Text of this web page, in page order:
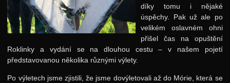
díky tomu i nějaké
úspěchy. Pak už ale po
velikém oslavném ohni
přišel čas na opuštění
Roklinky a vydání se na dlouhou cestu – v našem pojetí
představovanou několika různými výlety.
Po výletech jsme zjistili, že jsme dovýletovali až do Mórie, která se
Podzimní 2007
Jarní 2007
Jarní 2006
Podzimní 2005